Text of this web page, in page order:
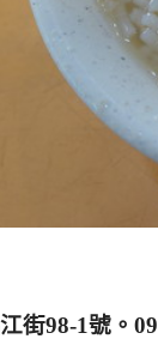
街98-1號。